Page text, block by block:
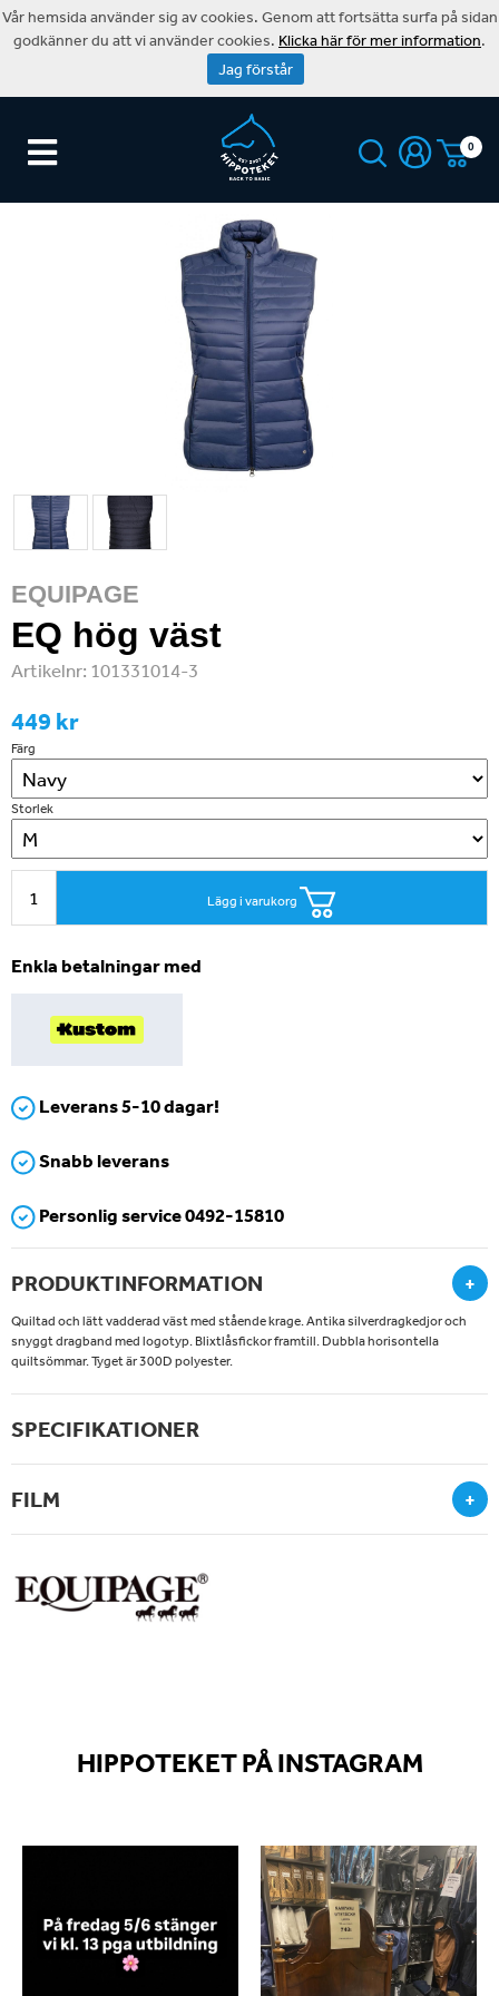
0
EQUIPAGE
EQ hög väst
Artikelnr: 101331014-3
449 kr
Färg
Storlek
Lägg i varukorg
Enkla betalningar med
Leverans 5-10 dagar!
Snabb leverans
Personlig service 0492-15810
PRODUKTINFORMATION +
Quiltad och lätt vadderad väst med stående krage.Antika silverdragkedjor och
snyggt dragband med logotyp.Blixtlåsfickor framtill.Dubbla horisontella
quiltsömmar.Tyget är 300D polyester.
SPECIFIKATIONER
FILM +
HIPPOTEKET PÅ INSTAGRAM
Vår hemsida använder sig av cookies. Genom att fortsätta surfa på sidan
godkänner du att vi använder cookies. Klicka här för mer information.
Jag förstår